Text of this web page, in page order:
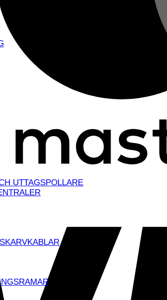
UTTAGSPOLLARE